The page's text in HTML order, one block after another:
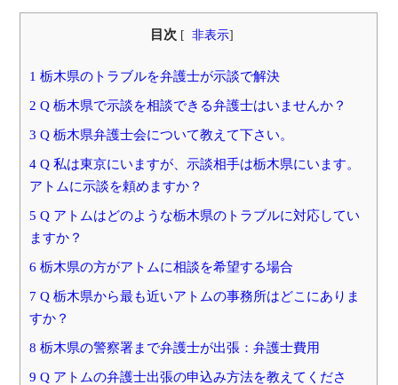
目次 [ 非表示]
1 栃木県のトラブルを弁護士が示談で解決
2 Q 栃木県で示談を相談できる弁護士はいませんか？
3 Q 栃木県弁護士会について教えて下さい。
4 Q 私は東京にいますが、示談相手は栃木県にいます。
アトムに示談を頼めますか？
5 Q アトムはどのような栃木県のトラブルに対応してい
ますか？
6 栃木県の方がアトムに相談を希望する場合
7 Q 栃木県から最も近いアトムの事務所はどこにありま
すか？
8 栃木県の警察署まで弁護士が出張：弁護士費用
9 Q アトムの弁護士出張の申込み方法を教えてくださ